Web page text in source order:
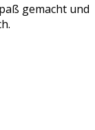
gemacht und